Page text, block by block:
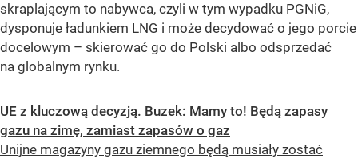
skraplającym to nabywca, czyli w tym wypadku PGNiG,
dysponuje ładunkiem LNG i może decydować o jego porcie
docelowym – skierować go do Polski albo odsprzedać
na globalnym rynku.
UE z kluczową decyzją. Buzek: Mamy to! Będą zapasy
gazu na zimę, zamiast zapasów o gaz
Unijne magazyny gazu ziemnego będą musiały zostać